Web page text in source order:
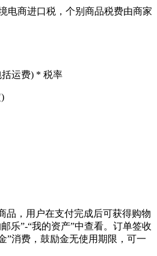
电商进口税，个别商品税费由商家
运费) * 税率
品，用户在支付完成后可获得购物
乐”-“我的资产”中查看。订单签收
”消费，鼓励金无使用期限，可一